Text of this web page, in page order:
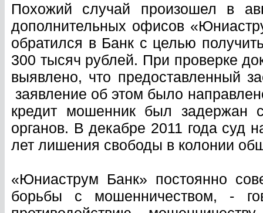
Похожий случай произошел в
дополнительных офисов
обратился в Банк с целью
300 тысяч рублей. При проверке
выявлено, что предоставленный
заявление об этом было
кредит мошенник был задержан
органов. В декабре 2011 года суд
лет лишения свободы в колонии
«Юниаструм Банк» постоянно
борьбы с мошенничеством, -